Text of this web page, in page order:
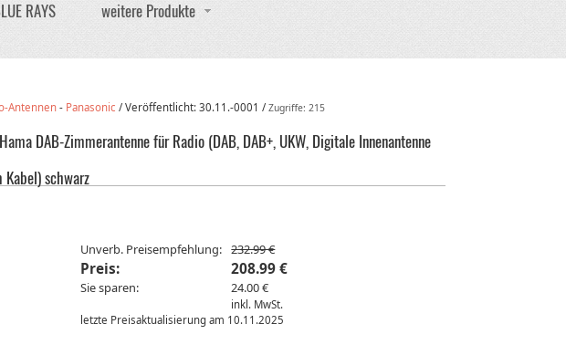
RAYS weitere Produkte
Antennen - Panasonic / Veröffentlicht:30.11.-0001 / Zugriffe: 215
DAB-Zimmerantenne für Radio (DAB, DAB+, UKW, Digitale Innenantenne
schwarz
Unverb. Preisempfehlung: 232.99 €
Preis: 208.99 €
Sie sparen: 24.00 €
inkl. MwSt.
letzte Preisaktualisierung am 10.11.2025